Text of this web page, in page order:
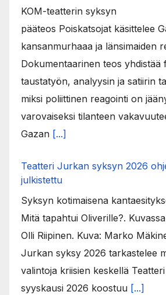
KOM-teatterin syksyn
pääteos Poiskatsojat käsittelee
kansanmurhaaa ja länsimaiden
Dokumentaarinen teos yhdistää
taustatyön, analyysin ja satiirin
miksi poliittinen reagointi on
varovaiseksi tilanteen
Gazan [...]
Teatteri Jurkan syksyn 2026
julkistettu
Syksyn kotimaisena
Mitä tapahtui Oliverille?.
Olli Riipinen. Kuva: Marko
Jurkan syksy 2026 tarkastelee
valintoja kriisien keskellä
syyskausi 2026 koostuu [...]